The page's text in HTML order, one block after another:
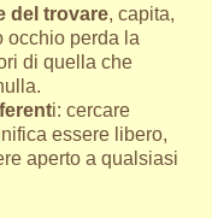
del trovare, capita,
occhio perda la
di quella che
i: cercare
essere libero,
aperto a qualsiasi